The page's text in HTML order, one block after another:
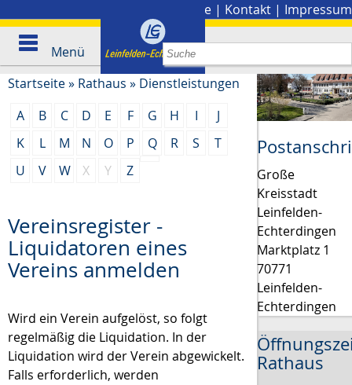
Presse | Kontakt | Impressum
Menü
Startseite» Rathaus » Dienstleistungen
A
B C D E F G H I
J
K
L M N O P Q R S
T
U
V W X Y Z
Vereinsregister -
Liquidatoren eines
Vereins anmelden
Wird ein Verein aufgelöst, so folgt
regelmäßig die Liquidation. In der
Liquidation wird der Verein abgewickelt.
Falls erforderlich, werden
Große
Kreisstadt
Leinfelden-
Echterdingen
Marktplatz 1
70771
Leinfelden-
Echterdingen
Rathaus